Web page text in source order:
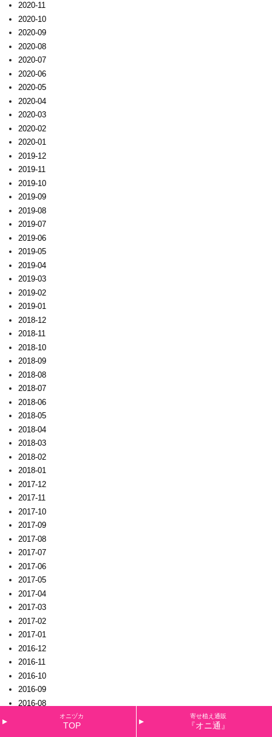
2020-11
2020-10
2020-09
2020-08
2020-07
2020-06
2020-05
2020-04
2020-03
2020-02
2020-01
2019-12
2019-11
2019-10
2019-09
2019-08
2019-07
2019-06
2019-05
2019-04
2019-03
2019-02
2019-01
2018-12
2018-11
2018-10
2018-09
2018-08
2018-07
2018-06
2018-05
2018-04
2018-03
2018-02
2018-01
2017-12
2017-11
2017-10
2017-09
2017-08
2017-07
2017-06
2017-05
2017-04
2017-03
2017-02
2017-01
2016-12
2016-11
2016-10
2016-09
2016-08
オニヅカ
TOP
寄せ植え通販
『オニ通』